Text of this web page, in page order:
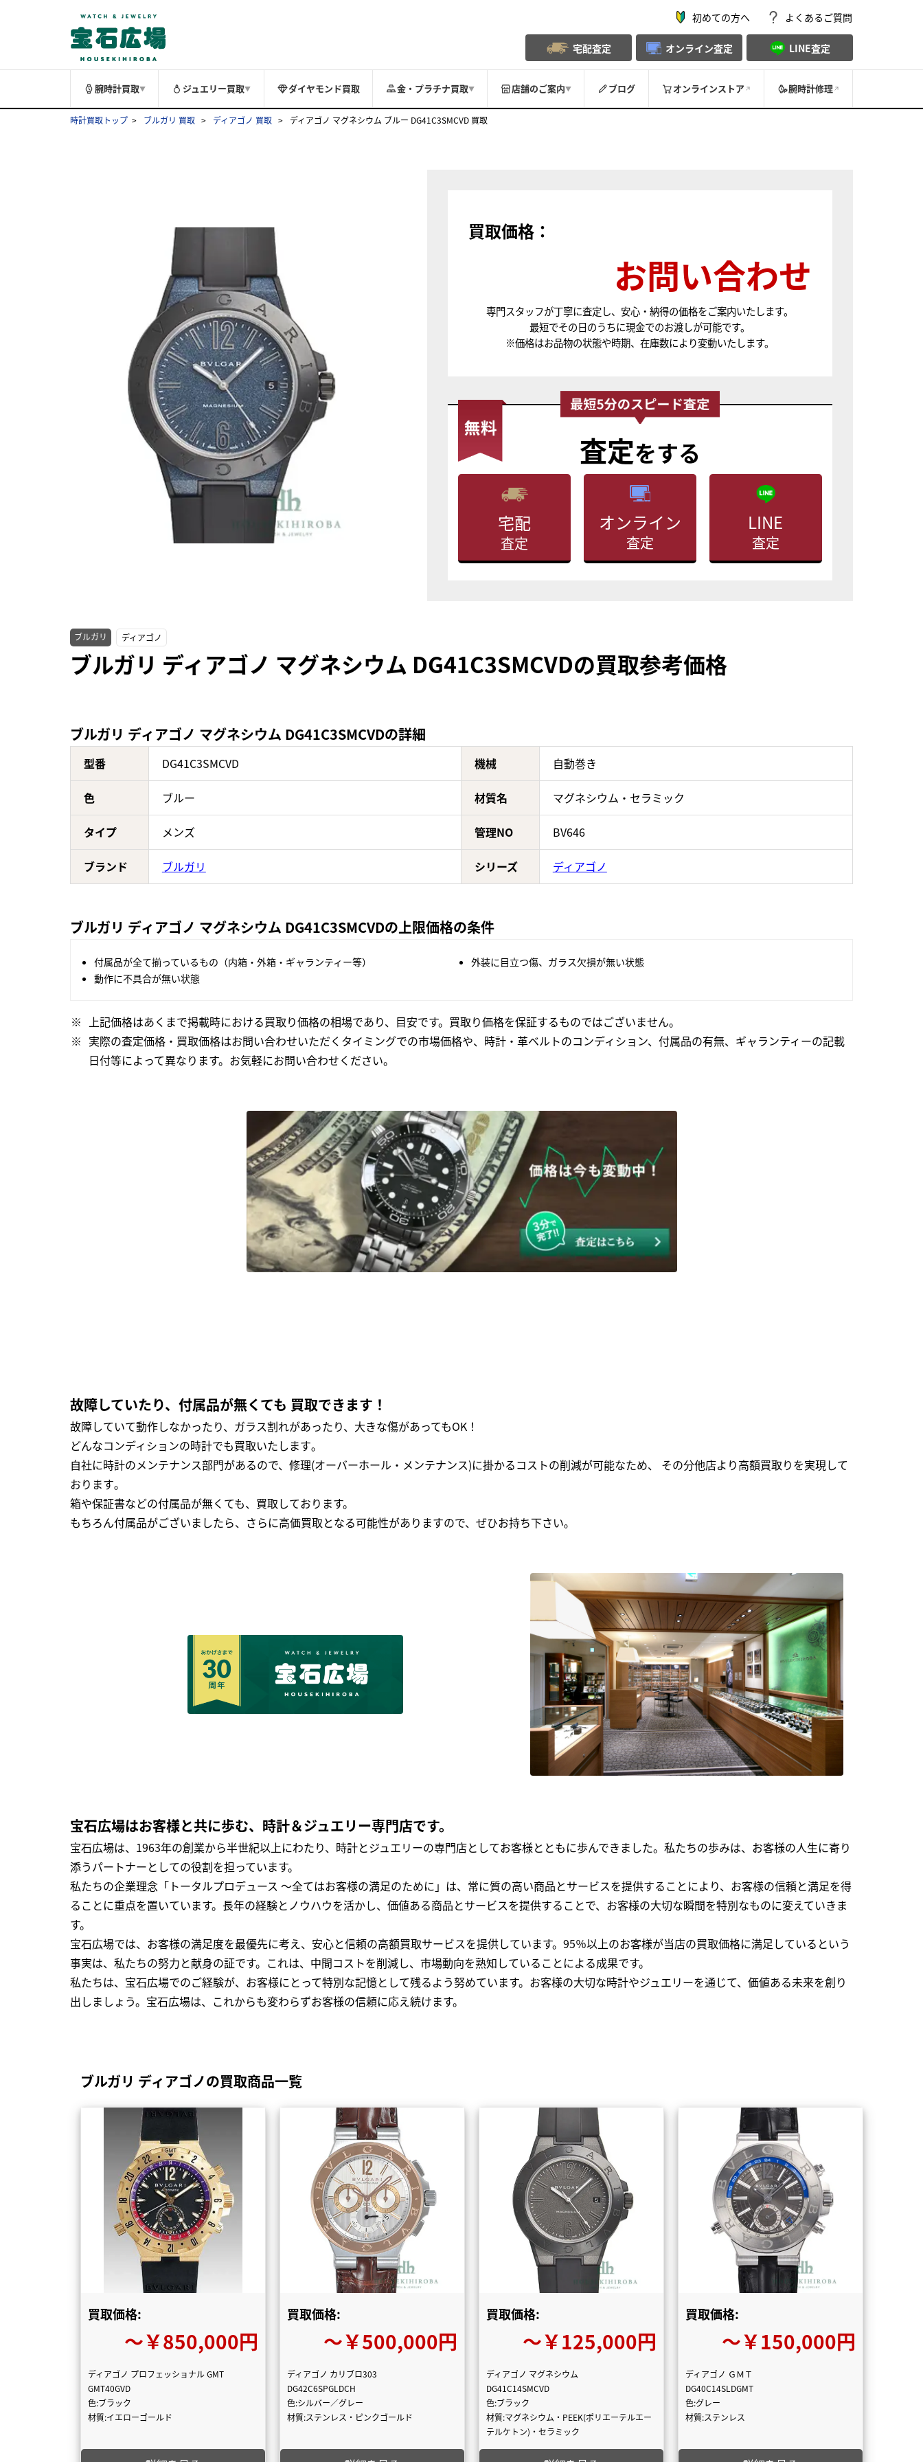
初めての方へ よくあるご質問
宅配査定 オンライン査定 LINE査定
腕時計買取▼ ジュエリー買取▼ ダイヤモンド買取 金・プラチナ買取▼ 店舗のご案内▼ ブログ オンラインストア 腕時計修理
時計買取トップ ブルガリ 買取 ディアゴノ 買取 ディアゴノ マグネシウム ブルー DG41C3SMCVD 買取
買取価格：
お問い合わせ
専門スタッフが丁寧に査定し、安心・納得の価格をご案内いたします。
最短でその日のうちに現金でのお渡しが可能です。
※価格はお品物の状態や時期、在庫数により変動いたします。
査定をする
宅配
査定
オンライン
査定
LINE
査定
ブルガリ ディアゴノ
ブルガリ ディアゴノ マグネシウム DG41C3SMCVDの買取参考価格
ブルガリ ディアゴノ マグネシウム DG41C3SMCVDの詳細
型番 DG41C3SMCVD 機械 自動巻き
色 ブルー 材質名 マグネシウム・セラミック
タイプ メンズ 管理NO BV646
ブランド ブルガリ シリーズ ディアゴノ
ブルガリ ディアゴノ マグネシウム DG41C3SMCVDの上限価格の条件
付属品が全て揃っているもの（内箱・外箱・ギャランティー等）
外装に目立つ傷、ガラス欠損が無い状態
動作に不具合が無い状態
上記価格はあくまで掲載時における買取り価格の相場であり、目安です。買取り価格を保証するものではございません。
実際の査定価格・買取価格はお問い合わせいただくタイミングでの市場価格や、時計・革ベルトのコンディション、付属品の有無、ギャランティーの記載
日付等によって異なります。お気軽にお問い合わせください。
故障していたり、付属品が無くても 買取できます！
故障していて動作しなかったり、ガラス割れがあったり、大きな傷があってもOK！
どんなコンディションの時計でも買取いたします｡
自社に時計のメンテナンス部門があるので、修理(オーバーホール・メンテナンス)に掛かるコストの削減が可能なため、 その分他店より高額買取りを実現して
おります｡
箱や保証書などの付属品が無くても、買取しております。
もちろん付属品がございましたら、さらに高価買取となる可能性がありますので、ぜひお持ち下さい｡
宝石広場はお客様と共に歩む、時計＆ジュエリー専門店です。
宝石広場は、1963年の創業から半世紀以上にわたり、時計とジュエリーの専門店としてお客様とともに歩んできました。私たちの歩みは、お客様の人生に寄り
添うパートナーとしての役割を担っています。
私たちの企業理念「トータルプロデュース ～全てはお客様の満足のために」は、常に質の高い商品とサービスを提供することにより、お客様の信頼と満足を得
ることに重点を置いています。長年の経験とノウハウを活かし、価値ある商品とサービスを提供することで、お客様の大切な瞬間を特別なものに変えていきま
す。
宝石広場では、お客様の満足度を最優先に考え、安心と信頼の高額買取サービスを提供しています。95％以上のお客様が当店の買取価格に満足しているという
事実は、私たちの努力と献身の証です。これは、中間コストを削減し、市場動向を熟知していることによる成果です。
私たちは、宝石広場でのご経験が、お客様にとって特別な記憶として残るよう努めています。お客様の大切な時計やジュエリーを通じて、価値ある未来を創り
出しましょう。宝石広場は、これからも変わらずお客様の信頼に応え続けます。
ブルガリ ディアゴノの買取商品一覧
買取価格:
〜￥850,000円
ディアゴノ プロフェッショナル GMT
GMT40GVD
色:ブラック
材質:イエローゴールド
買取価格:
〜￥500,000円
ディアゴノ カリブロ303
DG42C6SPGLDCH
色:シルバー／グレー
材質:ステンレス・ピンクゴールド
買取価格:
〜￥125,000円
ディアゴノ マグネシウム
DG41C14SMCVD
色:ブラック
材質:マグネシウム・PEEK(ポリエーテルエー
テルケトン)・セラミック
買取価格:
〜￥150,000円
ディアゴノ ＧＭＴ
DG40C14SLDGMT
色:グレー
材質:ステンレス